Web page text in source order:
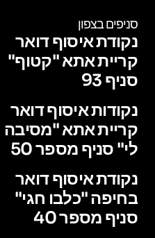
סניפים בצפון
נקודת איסוף דואר
קריית אתא "קטוף"
סניף 93
נקודות איסוף דואר
קריית אתא "מסיבה
לי" סניף מספר 50
נקודת איסוף דואר
בחיפה "כלבו חגי"
סניף מספר 40